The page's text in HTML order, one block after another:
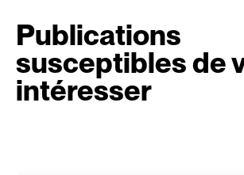
Publications
susceptibles de
intéresser